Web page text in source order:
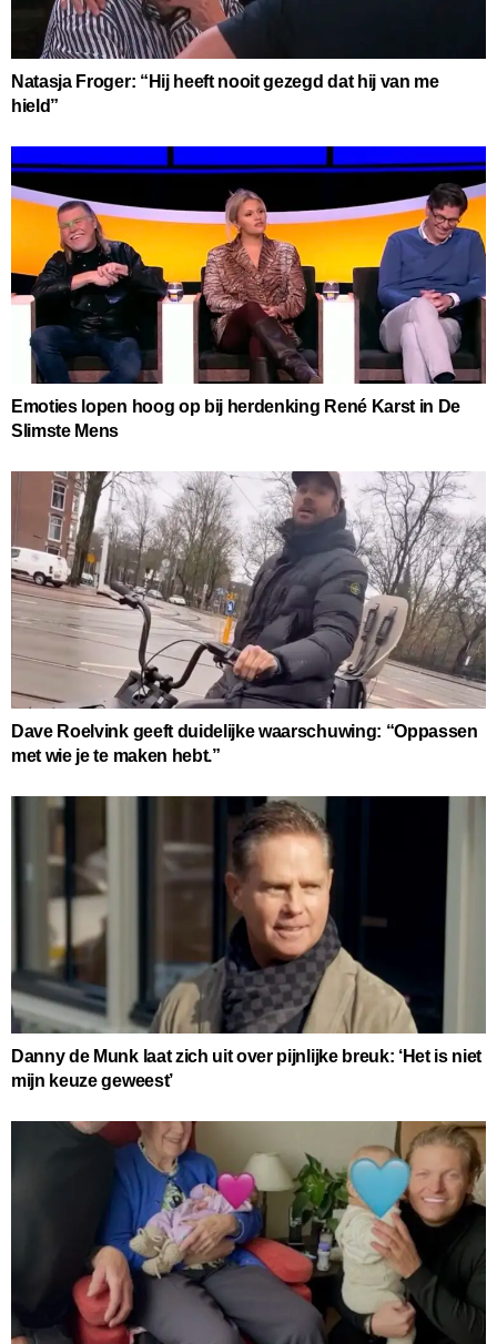
Natasja Froger: “Hij heeft nooit gezegd dat hij van me
hield”
Emoties lopen hoog op bij herdenking René Karst in De
Slimste Mens
Dave Roelvink geeft duidelijke waarschuwing: “Oppassen
met wie je te maken hebt.”
Danny de Munk laat zich uit over pijnlijke breuk: ‘Het is niet
mijn keuze geweest’